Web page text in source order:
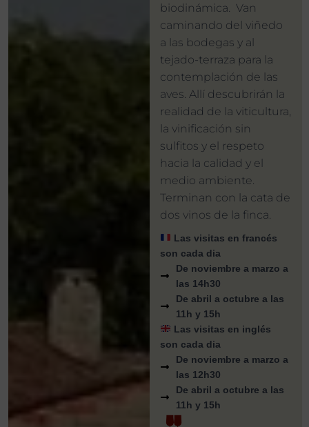
biodinámica. Van
caminando del viñedo
a las bodegas y al
tejado-terraza para la
contemplación de las
aves. Allí descubrirán la
realidad de la viticultura,
la vinificación sin
sulfitos y el respeto
hacia la calidad y el
medio ambiente.
Terminan con la cata de
dos vinos de la finca.
​ Las visitas en francés
son cada dia
De noviembre a marzo a
las 14h30
De abril a octubre a las
11h y 15h
​ Las visitas en inglés
son cada dia
De noviembre a marzo a
las 12h30
De abril a octubre a las
11h y 15h